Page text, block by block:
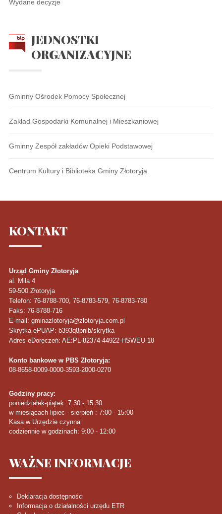
Wydane decyzje
JEDNOSTKI
ORGANIZACYJNE
Gminny Ośrodek Pomocy Społecznej
Zakład Gospodarki Komunalnej i Mieszkaniowej
Gminny Zespół zakładów Opieki Podstawowej
Centrum Kultury i Biblioteka Gminy Złotoryja
KONTAKT
Urząd Gminy Złotoryja
al. Miła 4
59-500 Złotoryja
Telefon: 76-8788-700, 76-8783-579, 76-8783-780
Faks: 76-8788-716
E-mail: gminazlotoryja@zlotoryja.com.pl
Skrytka ePUAP: b393q8pnlb/skrytka
Adres eDoręczeń: AE:PL-82374-44922-HSWEU-18
Konto bankowe w PBS Złotoryja:
08-8658-0009-0000-3593-2000-0270
Godziny pracy:
poniedziałek-piątek: 7:30 - 15:30
w miesiącach lipiec - sierpień : 7:00 - 15:00
Kasa w Urzędzie czynna
codziennie w godzinach: 9:00 - 12:00
WAŻNEINFORMACJE
Deklaracja dostępności
Informacja o działalności urzędu ETR